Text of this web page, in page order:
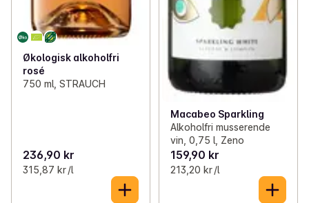
Økologisk alkoholfri
rosé
750 ml, STRAUCH
236,90 kr
315,87 kr /l
Macabeo Sparkling
Alkoholfri musserende
vin, 0,75 l, Zeno
159,90 kr
213,20 kr /l